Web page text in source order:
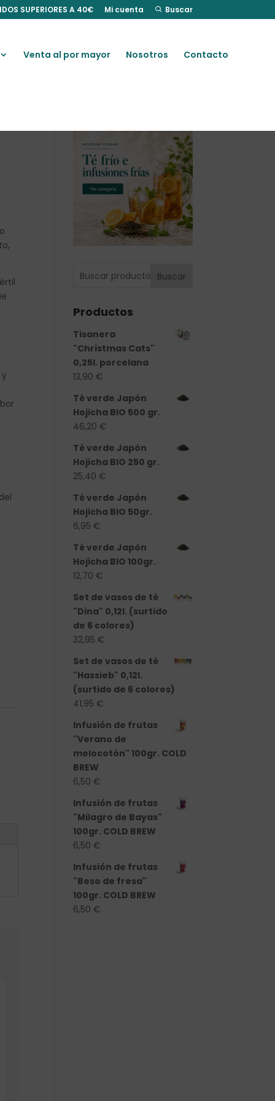
SUPERIORES A 40€ Mi cuenta Buscar
Venta al por mayor Nosotros Contacto
Buscar
Productos
Tisanera
"Christmas Cats"
0,25l. porcelana
13,90 €
Té verde Japón
Hojicha BIO 500 gr.
46,20 €
Té verde Japón
Hojicha BIO 250 gr.
25,40 €
Té verde Japón
Hojicha BIO 50gr.
6,95 €
Té verde Japón
Hojicha BIO 100gr.
12,70 €
Set de vasos de té
"Dina" 0,12l. (surtido
de 6 colores)
32,95 €
Set de vasos de té
"Hassieb" 0,12l.
(surtido de 6 colores)
41,95 €
Infusión de frutas
"Verano de
melocotón" 100gr. COLD
BREW
6,50 €
Infusión de frutas
"Milagro de Bayas"
100gr. COLD BREW
6,50 €
Infusión de frutas
"Beso de fresa"
100gr. COLD BREW
6,50 €